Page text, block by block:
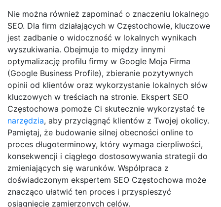
Nie można również zapominać o znaczeniu lokalnego
SEO. Dla firm działających w Częstochowie, kluczowe
jest zadbanie o widoczność w lokalnych wynikach
wyszukiwania. Obejmuje to między innymi
optymalizację profilu firmy w Google Moja Firma
(Google Business Profile), zbieranie pozytywnych
opinii od klientów oraz wykorzystanie lokalnych słów
kluczowych w treściach na stronie. Ekspert SEO
Częstochowa pomoże Ci skutecznie wykorzystać te
narzędzia, aby przyciągnąć klientów z Twojej okolicy.
Pamiętaj, że budowanie silnej obecności online to
proces długoterminowy, który wymaga cierpliwości,
konsekwencji i ciągłego dostosowywania strategii do
zmieniających się warunków. Współpraca z
doświadczonym ekspertem SEO Częstochowa może
znacząco ułatwić ten proces i przyspieszyć
osiągnięcie zamierzonych celów.